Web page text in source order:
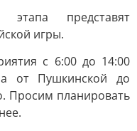
этапа представят
игры.
с 6:00 до 14:00
от Пушкинской до
Просим планировать